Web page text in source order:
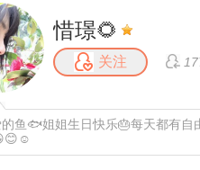
惜璟🌻
关注
鱼🐟姐姐生日快乐🎂每天都有自